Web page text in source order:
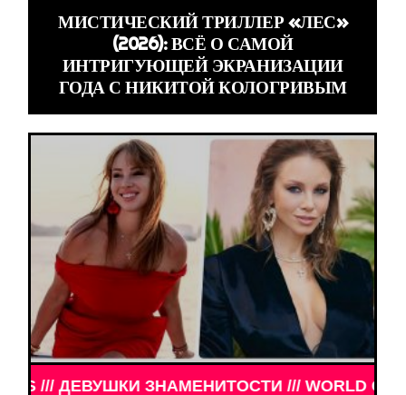
МИСТИЧЕСКИЙ ТРИЛЛЕР «ЛЕС»
(2026): ВСЁ О САМОЙ
ИНТРИГУЮЩЕЙ ЭКРАНИЗАЦИИ
ГОДА С НИКИТОЙ КОЛОГРИВЫМ
/// WORLD GIRLS /// ДЕВУШКИ